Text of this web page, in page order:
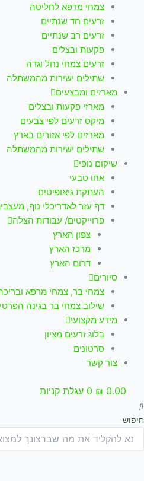
צמחי מרפא לחליטה
זרעים חד שנתיים
זרעים רב שנתיים
פקעות ובצלים
זרעים צמחי נחל וגדה
שתילים ישירות מהמשתלה
מארזים ומבצעים
מארזי פקעות ובצלים
מיקס זרעים לפי צבעים
מארזים לפי אזורים בארץ
שתילים ישירות מהמשתלה
שיקום נופי
אחו טבעי
העתקת גיאופיטים
דף עזר לאדריכלי נוף,
פרוייקטים/ עבודות הצלה
צפון הארץ
מרכז הארץ
דרום הארץ
סיורים
צמחי בר, צמחי מרפא
שילוב צמחי בר בגינה
מידע מקצועי
בלוג זרעים מציון
סרטונים
צור קשר
₪ 0.00
0 עגלת קניות
חיפוש